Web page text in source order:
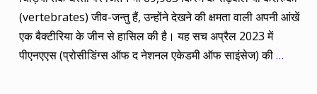
(vertebrates) जीव-जन्तु हैं, उन्होंने देखने की क्षमता वाली अपनी आंखें
एक बैक्टीरिया के जीन से हासिल की है। यह सच अप्रैल 2023 में
पीएनएएस (प्रोसीडिंग्स ऑफ द नेशनल एकेडमी ऑफ साइंसेज) की…